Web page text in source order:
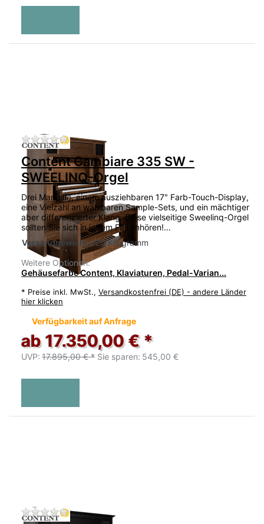
Zu diesem Produkt liegen noch keine
Content Cambiare 335 SW -
SWEELINQ-Orgel
Drei Manuale, einem ausziehbaren 17" Farb-Touch-Display,
eine Vielzahl an wählbaren Sample-Sets, und ein mächtiger
aber differenzierter Klang: Diese vielseitige Sweelinq-Orgel
sollten Sie sich in jedem Fall anhören!…
Versandgewicht:220 Kilogramm
Weitere Optionen:
Gehäusefarbe Content, Klaviaturen, Pedal-Varian...
* Preise inkl. MwSt., Versandkostenfrei (DE) - andere Länder
hier klicken
Verfügbarkeit auf Anfrage
ab 17.350,00 € *
UVP: 17.895,00 € * Sie sparen: 545,00 €
Zu diesem Produkt liegen noch keine